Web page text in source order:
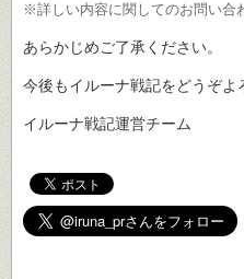
※詳しい内容に関してのお問い合
あらかじめご了承ください。
今後もイルーナ戦記をどうぞよ
イルーナ戦記運営チーム